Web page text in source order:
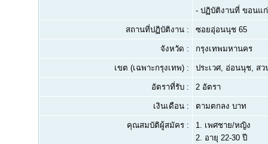
- ปฏิบัติงานที่ ขอนแ
สถานที่ปฏิบัติงาน : ซอยอุ่อนนุช 65
จังหวัด : กรุงเทพมหานคร
เขต (เฉพาะกรุงเทพ) : ประเวศ, อ่อนนุช, ส
อัตราที่รับ : 2 อัตรา
เงินเดือน : ตามตกลง บาท
คุณสมบัติผู้สมัคร : 1. เพศชาย/หญิง
2. อายุ 22-30 ปี